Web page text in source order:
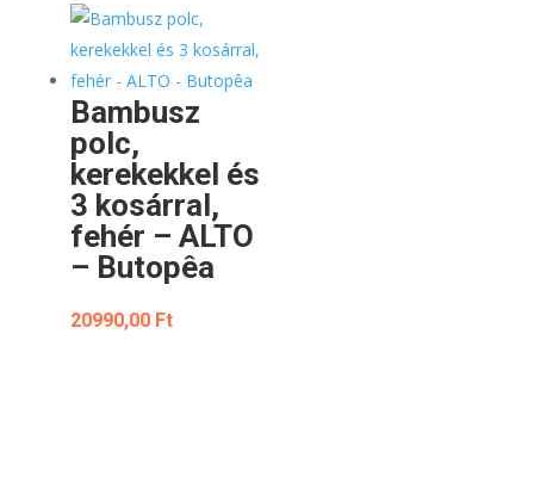
Bambusz
polc,
kerekekkel és
3 kosárral,
fehér – ALTO
– Butopêa
20990,00 Ft